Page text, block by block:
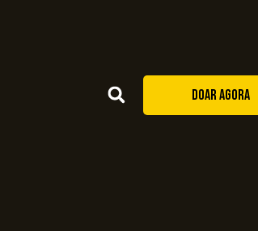
DOAR AGORA